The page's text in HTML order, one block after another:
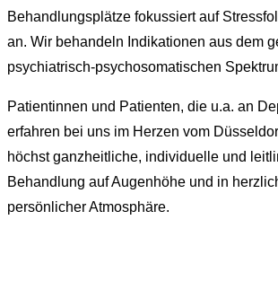
Behandlungsplätze fokussiert auf
an. Wir behandeln Indikationen aus dem
psychiatrisch-psychosomatischen
Patientinnen und Patienten, die u.a. an
erfahren bei uns im Herzen vom
höchst ganzheitliche, individuelle und
Behandlung auf Augenhöhe und in
persönlicher Atmosphäre.